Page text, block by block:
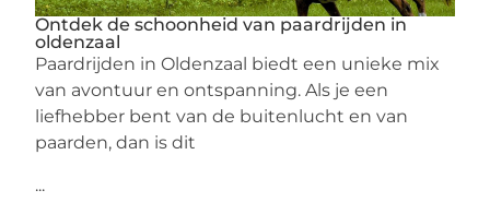
Ontdek de schoonheid van paardrijden in
oldenzaal
Paardrijden in Oldenzaal biedt een unieke mix
van avontuur en ontspanning. Als je een
liefhebber bent van de buitenlucht en van
paarden, dan is dit
...